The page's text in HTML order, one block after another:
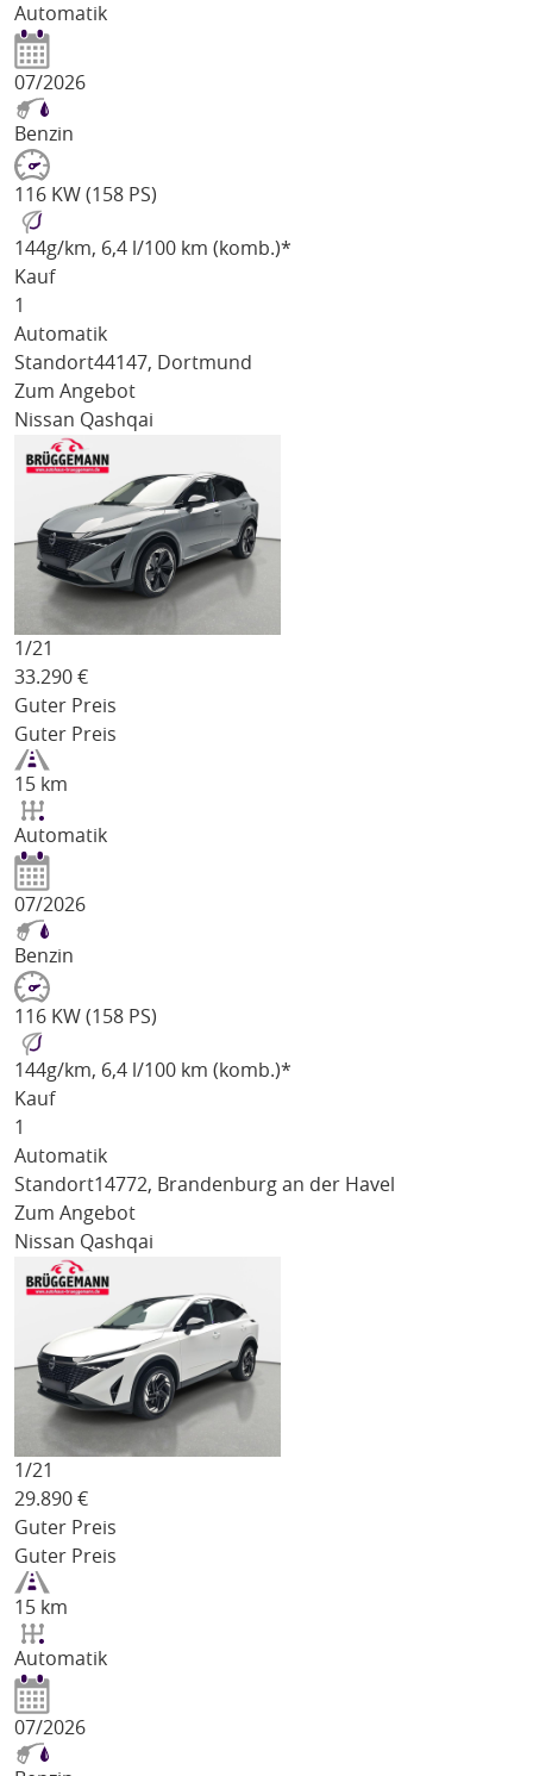
Automatik
07/2026
Benzin
116 KW (158 PS)
144g/km, 6,4 l/100 km (komb.)*
Kauf
1
Automatik
Standort44147, Dortmund
Zum Angebot
Nissan Qashqai
1/21
33.290 €
Guter Preis
Guter Preis
15 km
Automatik
07/2026
Benzin
116 KW (158 PS)
144g/km, 6,4 l/100 km (komb.)*
Kauf
1
Automatik
Standort14772, Brandenburg an der Havel
Zum Angebot
Nissan Qashqai
1/21
29.890 €
Guter Preis
Guter Preis
15 km
Automatik
07/2026